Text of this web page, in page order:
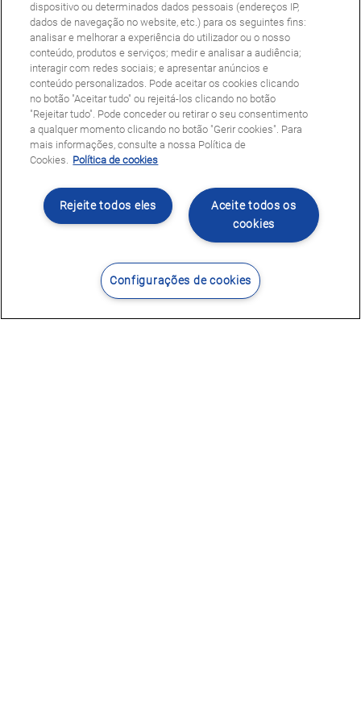
Contacte-nos Encontrar Centro
dispositivo ou determinados dados pessoais (endereços IP,
dados de navegação no website, etc.) para os seguintes fins:
analisar e melhorar a experiência do utilizador ou o nosso
conteúdo, produtos e serviços; medir e analisar a audiência;
interagir com redes sociais; e apresentar anúncios e
conteúdo personalizados. Pode aceitar os cookies clicando
no botão "Aceitar tudo" ou rejeitá-los clicando no botão
"Rejeitar tudo". Pode conceder ou retirar o seu consentimento
a qualquer momento clicando no botão "Gerir cookies". Para
mais informações, consulte a nossa Política de
Cookies. Política de cookies
Aceite todos os
cookies
Rejeite todos eles
Configurações de cookies